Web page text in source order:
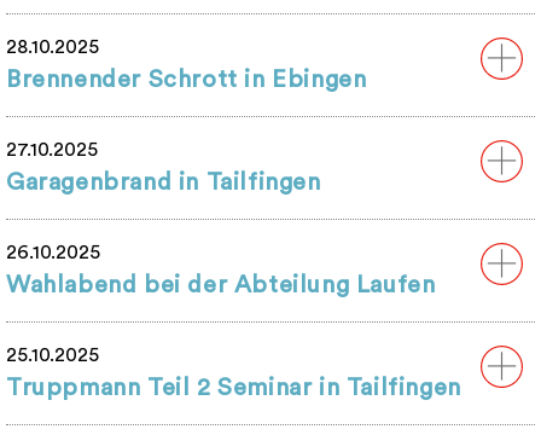
28.10.2025
Brennender Schrott in Ebingen
27.10.2025
Garagenbrand in Tailfingen
26.10.2025
Wahlabend bei der Abteilung Laufen
25.10.2025
Truppmann Teil 2 Seminar in Tailfingen